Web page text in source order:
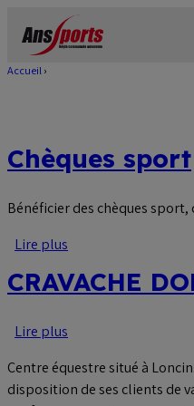
contenu
Accueil
Chèques sport
Bénéficier des chèques sport,
Lire plus
sport
CRAVACHE
Lire plus
DORÉE
Centre équestre situé à
disposition de ses clients de